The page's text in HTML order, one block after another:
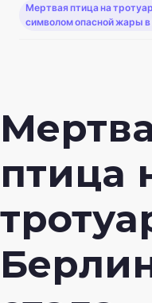
Мертвая птица на
символом опасной жары в
птица